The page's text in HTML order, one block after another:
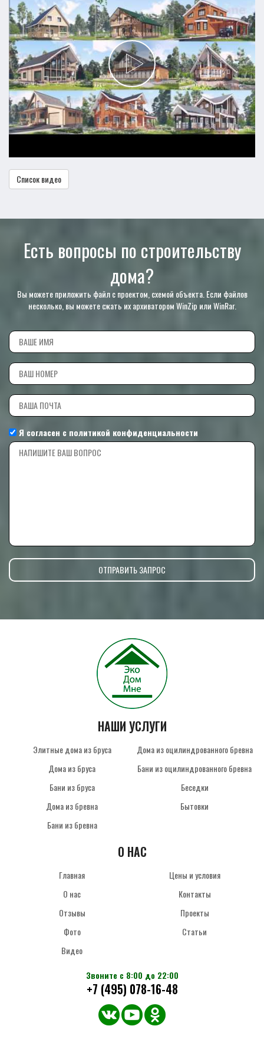
Список видео
Есть вопросы по строительству
дома?
Вы можете приложить файл с проектом, схемой объекта. Если файлов
несколько, вы можете сжать их архиватором WinZip или WinRar.
Я согласен с политикой конфиденциальности
НАШИ УСЛУГИ
Элитные дома из бруса
Дома из бруса
Бани из бруса
Дома из бревна
Бани из бревна
Дома из оцилиндрованного бревна
Бани из оцилиндрованного бревна
Беседки
Бытовки
О НАС
Главная
О нас
Отзывы
Фото
Видео
Цены и условия
Контакты
Проекты
Статьи
Звоните с 8:00 до 22:00
+7 (495) 078-16-48